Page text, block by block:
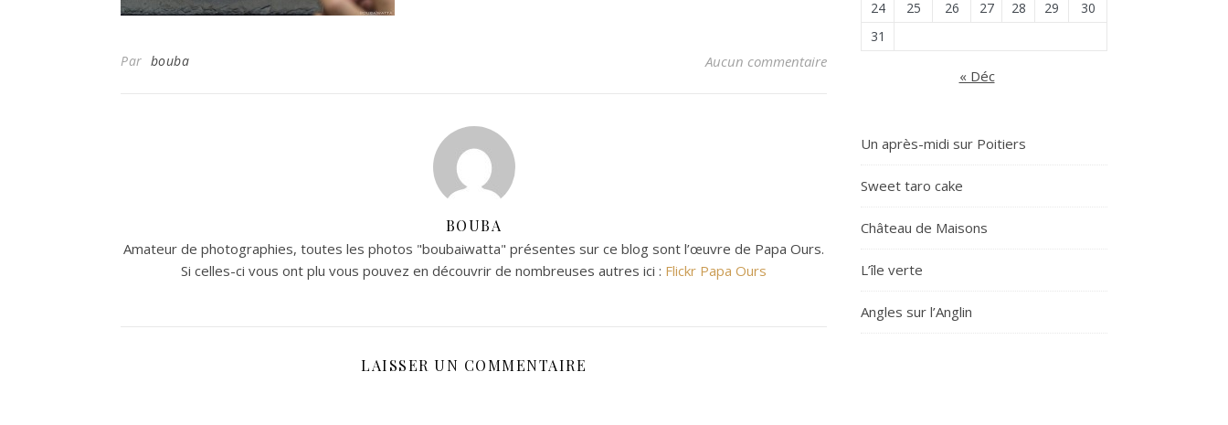
Par bouba Aucun commentaire
BOUBA
Amateur de photographies, toutes les photos "boubaiwatta" présentes sur ce blog sont l’œuvre de Papa Ours.
Si celles-ci vous ont plu vous pouvez en découvrir de nombreuses autres ici : Flickr Papa Ours
LAISSER UN COMMENTAIRE
24
25 26 27 28 29
30
31
« Déc
Un après-midi sur Poitiers
Sweet taro cake
Château de Maisons
L’île verte
Angles sur l’Anglin